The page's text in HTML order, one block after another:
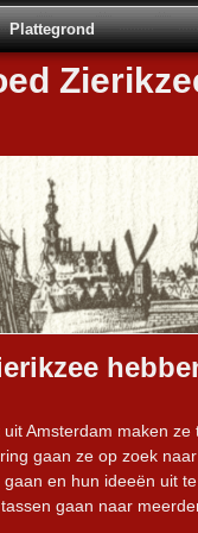
Plattegrond
Amsterdam maken
gaan ze op zoek
en hun ideeën uit
gaan naar